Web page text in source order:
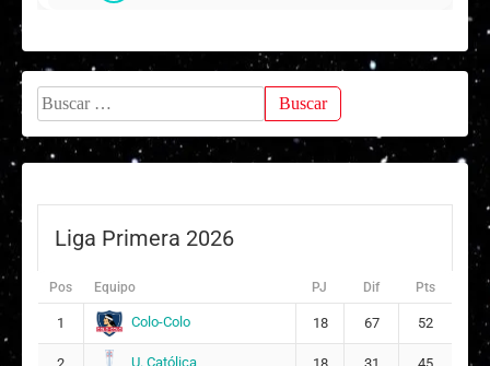
1 Yamilet Macarena Araya Sarria
ARQUERA
6
9
A Amanda Lee Manque Videla
P Priscila Alejandra Hidalgo Torres
13 V Valentina Paz Villalobos Sierra
14 P Paola Yessenia Araos Ahumada
S Sara Daniela Pulecio Albarracin
Buscar:
Liga Primera 2026
Pos Equipo PJ Dif Pts
1 Colo-Colo 18 67 52
U. Católica